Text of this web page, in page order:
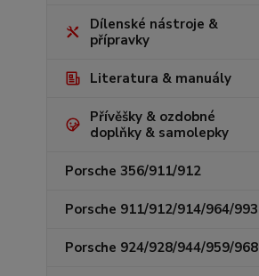
Dílenské nástroje &
přípravky
Literatura & manuály
Přívěšky & ozdobné
doplňky & samolepky
Porsche 356/911/912
Porsche 911/912/914/964/993
Porsche 924/928/944/959/968